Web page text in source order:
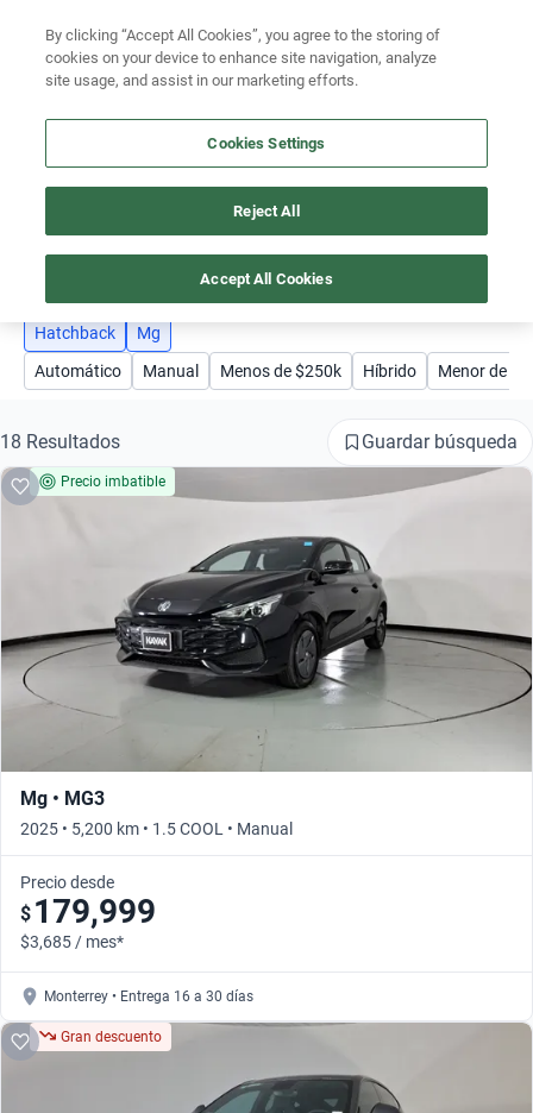
Ubicación
Busca por marca
Busca por modelo
Busca por marca
Busca por modelo
Busca por versión
Busca por año
2
Hatchback
Mg
Automático
Manual Menos de $250k Híbrido Menor de
18 Resultados Guardar búsqueda
Precio imbatible
Mg • MG3
2025 • 5,200 km • 1.5 COOL • Manual
Precio desde
$ 179,999
$3,685 / mes*
Monterrey • Entrega 16 a 30 días
Gran descuento
By clicking “Accept All Cookies”, you agree to the storing of
cookies on your device to enhance site navigation, analyze
site usage, and assist in our marketing efforts.
Cookies Settings
Reject All
Accept All Cookies